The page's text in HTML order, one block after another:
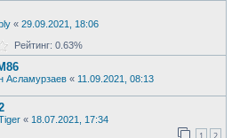
« 29.09.2021, 18:06
Рейтинг: 0.63%
Асламурзаев « 11.09.2021, 08:13
« 18.07.2021, 17:34
1 2